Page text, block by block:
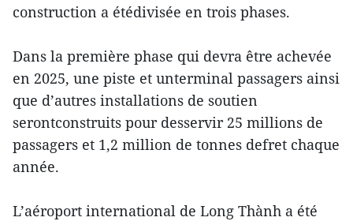
construction a étédivisée en trois phases.
Dans la première phase qui devra être achevée
en 2025, une piste et unterminal passagers ainsi
que d’autres installations de soutien
serontconstruits pour desservir 25 millions de
passagers et 1,2 million de tonnes defret chaque
année.
L’aéroport international de Long Thành a été